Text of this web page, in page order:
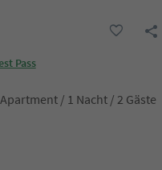
Pass
/ 1 Nacht / 2 Gäste